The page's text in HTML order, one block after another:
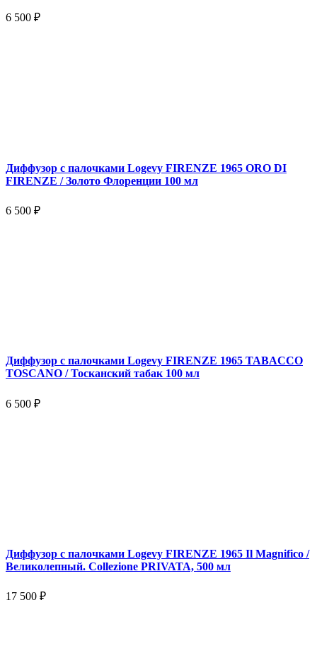
6 500 ₽
Диффузор с палочками Logevy FIRENZE 1965 ORO DI
FIRENZE / Золото Флоренции 100 мл
6 500 ₽
Диффузор с палочками Logevy FIRENZE 1965 TABACCO
TOSCANO / Тосканский табак 100 мл
6 500 ₽
Диффузор с палочками Logevy FIRENZE 1965 Il Magnifico /
Великолепный. Collezione PRIVATA, 500 мл
17 500 ₽